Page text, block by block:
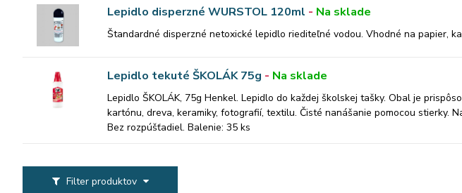
Lepidlo disperzné WURSTOL 120ml - Na sklade
Štandardné disperzné netoxické lepidlo riediteľné vodou. Vhodné na papier,
Lepidlo tekuté ŠKOLÁK 75g - Na sklade
Lepidlo ŠKOLÁK, 75g Henkel. Lepidlo do každej školskej tašky. Obal je
kartónu, dreva, keramiky, fotografií, textilu. Čisté nanášanie pomocou stierky.
Bez rozpúšťadiel. Balenie: 35 ks
Filter produktov